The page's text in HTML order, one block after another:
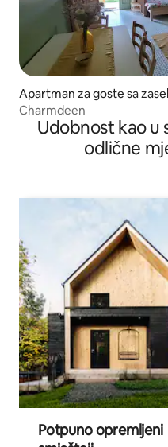
Apartman za goste sa
Čabdin
Charmdeen
Udobnost kao u
odlične
Potpuno opremljeni